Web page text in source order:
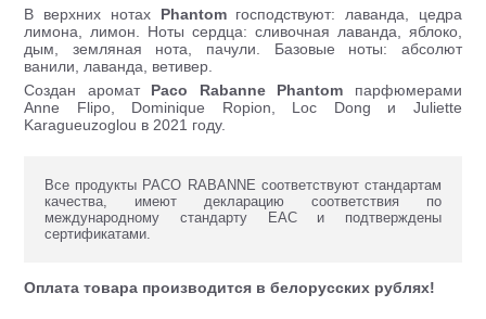
В верхних нотах Phantom господствуют: лаванда, цедра
лимона, лимон. Ноты сердца: сливочная лаванда, яблоко,
дым, земляная нота, пачули. Базовые ноты: абсолют
ванили, лаванда, ветивер.
Создан аромат Paco Rabanne Phantom парфюмерами
Anne Flipo, Dominique Ropion, Loc Dong и Juliette
Karagueuzoglou в 2021 году.
Все продукты PACO RABANNE соответствуют стандартам
качества, имеют декларацию соответствия по
международному стандарту ЕАС и подтверждены
сертификатами.
Оплата товара производится в белорусских рублях!